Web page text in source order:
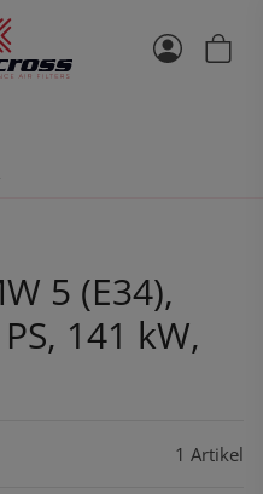
5 (E34),
141 kW,
1 Artikel